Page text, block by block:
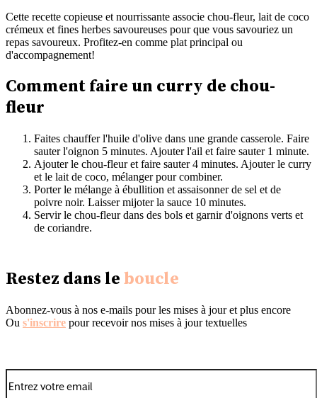
Cette recette copieuse et nourrissante associe chou-fleur, lait de coco
crémeux et fines herbes savoureuses pour que vous savouriez un
repas savoureux. Profitez-en comme plat principal ou
d'accompagnement!
Comment faire un curry de chou-
fleur
Faites chauffer l'huile d'olive dans une grande casserole. Faire
sauter l'oignon 5 minutes. Ajouter l'ail et faire sauter 1 minute.
Ajouter le chou-fleur et faire sauter 4 minutes. Ajouter le curry
et le lait de coco, mélanger pour combiner.
Porter le mélange à ébullition et assaisonner de sel et de
poivre noir. Laisser mijoter la sauce 10 minutes.
Servir le chou-fleur dans des bols et garnir d'oignons verts et
de coriandre.
Restez dans le boucle
Abonnez-vous à nos e-mails pour les mises à jour et plus encore
Ou s'inscrire pour recevoir nos mises à jour textuelles